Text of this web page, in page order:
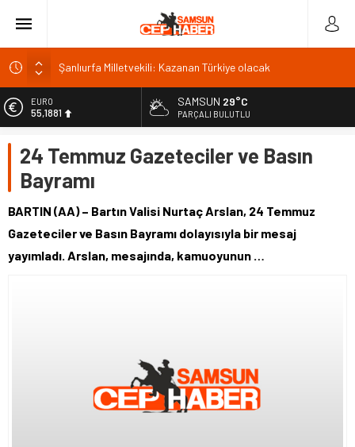
Trabzonspor’da kombine satışında rekor: 18 bin
Van’da Sahil Yolu kavşak düzenlemesi tamamlandı
Van Gölü’ne 4 yeni ücretsiz halk plajı yapılacak
EURO
55,1881
6.660,55
BİST
13.779,39
DOLAR
47,7111
SAMSUN 29°C
PARÇALI BULUTLU
24 Temmuz Gazeteciler ve Basın
Bayramı
BARTIN (AA) – Bartın Valisi Nurtaç Arslan, 24 Temmuz
Gazeteciler ve Basın Bayramı dolayısıyla bir mesaj
yayımladı. Arslan, mesajında, kamuoyunun …